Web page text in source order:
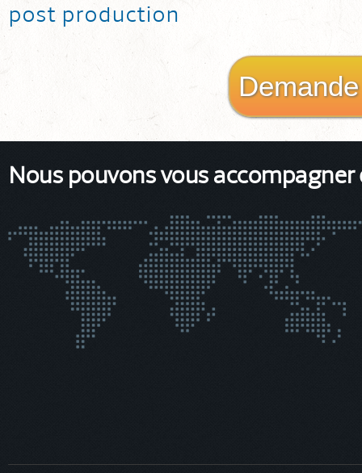
post production
Nous pouvons vous accompagner